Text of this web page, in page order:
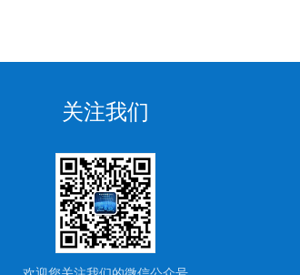
关注我们